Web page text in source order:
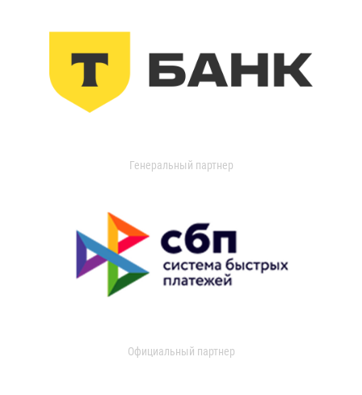
Генеральный партнер
Официальный партнер